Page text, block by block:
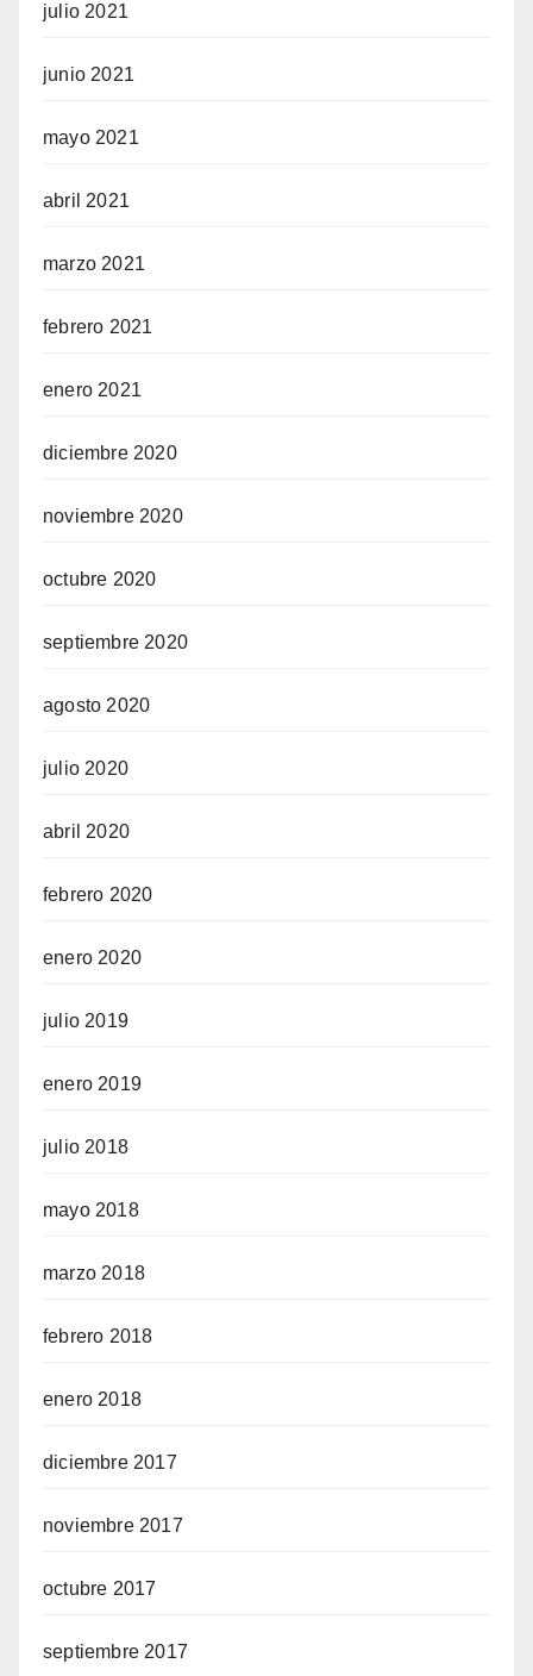
julio 2021
junio 2021
mayo 2021
abril 2021
marzo 2021
febrero 2021
enero 2021
diciembre 2020
noviembre 2020
octubre 2020
septiembre 2020
agosto 2020
julio 2020
abril 2020
febrero 2020
enero 2020
julio 2019
enero 2019
julio 2018
mayo 2018
marzo 2018
febrero 2018
enero 2018
diciembre 2017
noviembre 2017
octubre 2017
septiembre 2017